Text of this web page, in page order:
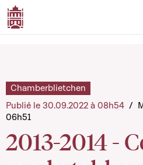
2013-2014 -
Chamberblietchen
Publié le 30.09.2022 à 08h54 /
06h51